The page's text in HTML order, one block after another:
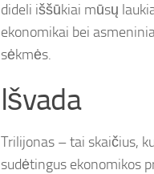
dideli iššūkiai mūsų
ekonomikai bei
sėkmės.
Išvada
Trilijonas – tai skaičius,
sudėtingus ekonomikos